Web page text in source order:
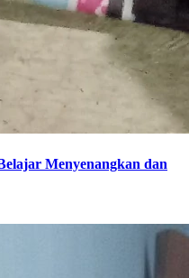
Menyenangkan dan